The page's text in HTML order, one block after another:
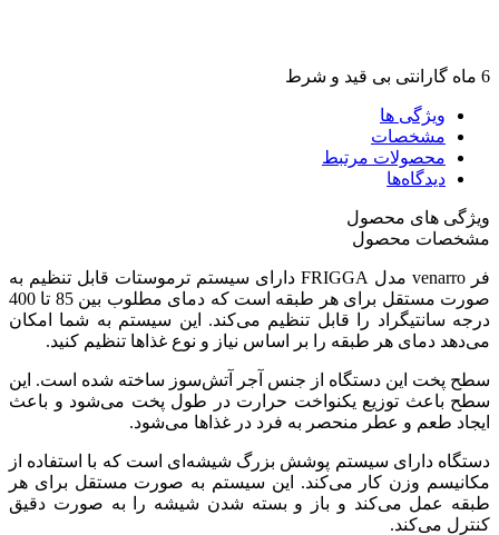
6 ماه گارانتی بی قید و شرط
ویژگی ها
مشخصات
محصولات مرتبط
دیدگاه‌ها
ویژگی های محصول
مشخصات محصول
فر venarro مدل FRIGGA دارای سیستم ترموستات قابل تنظیم به
صورت مستقل برای هر طبقه است که دمای مطلوب بین 85 تا 400
درجه سانتیگراد را قابل تنظیم می‌کند. این سیستم به شما امکان
می‌دهد دمای هر طبقه را بر اساس نیاز و نوع غذاها تنظیم کنید.
سطح پخت این دستگاه از جنس آجر آتش‌سوز ساخته شده است. این
سطح باعث توزیع یکنواخت حرارت در طول پخت می‌شود و باعث
ایجاد طعم و عطر منحصر به فرد در غذاها می‌شود.
دستگاه دارای سیستم پوشش بزرگ شیشه‌ای است که با استفاده از
مکانیسم وزن کار می‌کند. این سیستم به صورت مستقل برای هر
طبقه عمل می‌کند و باز و بسته شدن شیشه را به صورت دقیق
کنترل می‌کند.